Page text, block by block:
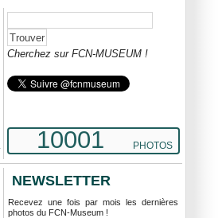
Cherchez sur FCN-MUSEUM !
10001 PHOTOS
NEWSLETTER
Recevez une fois par mois les dernières
photos du FCN-Museum !